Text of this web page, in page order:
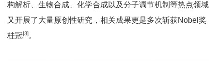
构解析、生物合成、化学合成以及分子调节机制等热点领域
又开展了大量原创性研究，相关成果更是多次斩获Nobel奖
桂冠[3] 。